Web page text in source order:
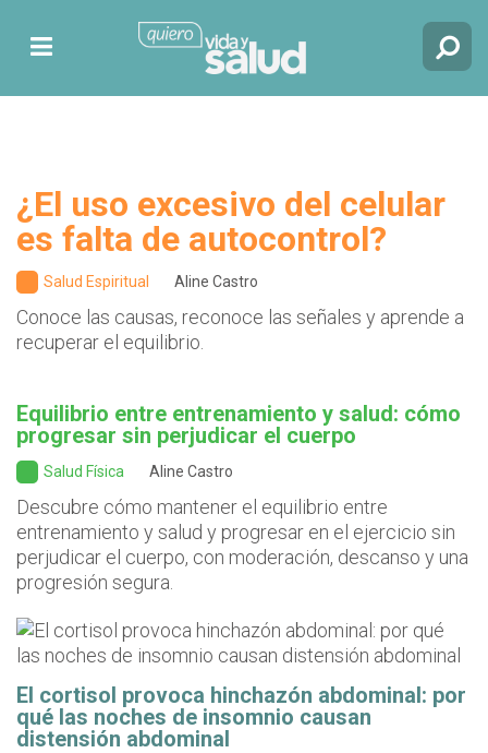
¿El uso excesivo del celular
es falta de autocontrol?
Salud Espiritual Aline Castro
Conoce las causas, reconoce las señales y aprende a
recuperar el equilibrio.
Equilibrio entre entrenamiento y salud: cómo
progresar sin perjudicar el cuerpo
Salud Física Aline Castro
Descubre cómo mantener el equilibrio entre
entrenamiento y salud y progresar en el ejercicio sin
perjudicar el cuerpo, con moderación, descanso y una
progresión segura.
El cortisol provoca hinchazón abdominal: por
qué las noches de insomnio causan
distensión abdominal